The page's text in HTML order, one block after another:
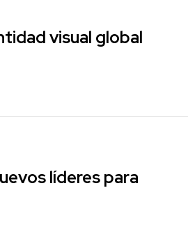
visual global
líderes para